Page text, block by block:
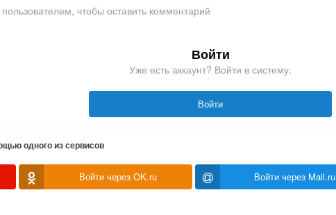
чтобы оставить комментарий
Войти
Уже есть аккаунт? Войти в систему.
Войти
одного из сервисов
Войти через OK.ru Войти через Mail.ru